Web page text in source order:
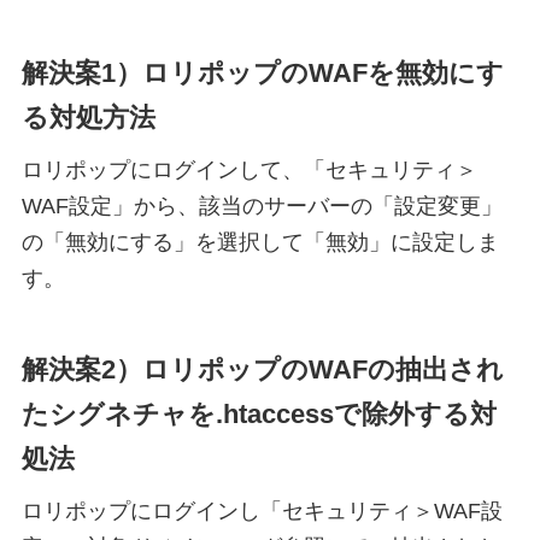
解決案1）ロリポップのWAFを無効にす
る対処方法
ロリポップにログインして、「セキュリティ＞
WAF設定」から、該当のサーバーの「設定変更」
の「無効にする」を選択して「無効」に設定しま
す。
解決案2）ロリポップのWAFの抽出され
たシグネチャを.htaccessで除外する対
処法
ロリポップにログインし「セキュリティ＞WAF設